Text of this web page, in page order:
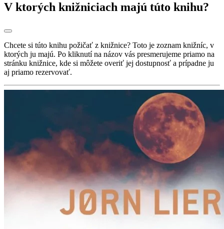
V ktorých knižniciach majú túto knihu?
Chcete si túto knihu požičať z knižnice? Toto je zoznam knižníc, v
ktorých ju majú. Po kliknutí na názov vás presmerujeme priamo na
stránku knižnice, kde si môžete overiť jej dostupnosť a prípadne ju
aj priamo rezervovať.